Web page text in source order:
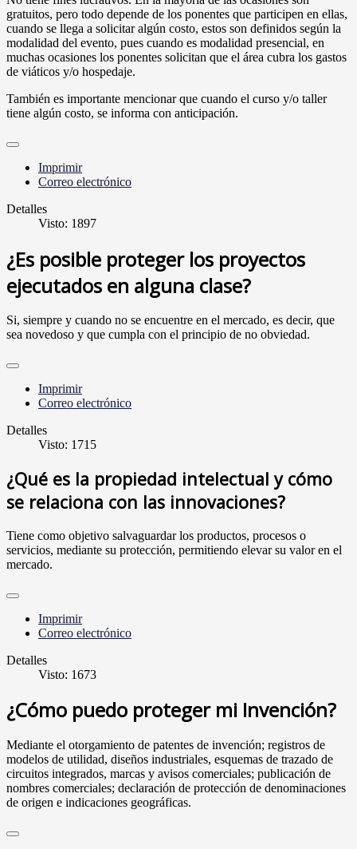
gratuitos, pero todo depende de los ponentes que participen en ellas,
cuando se llega a solicitar algún costo, estos son definidos según la
modalidad del evento, pues cuando es modalidad presencial, en
muchas ocasiones los ponentes solicitan que el área cubra los gastos
de viáticos y/o hospedaje.
También es importante mencionar que cuando el curso y/o taller
tiene algún costo, se informa con anticipación.
Imprimir
Correo electrónico
Detalles
Visto: 1897
¿Es posible proteger los proyectos
ejecutados en alguna clase?
Si, siempre y cuando no se encuentre en el mercado, es decir, que
sea novedoso y que cumpla con el principio de no obviedad.
Imprimir
Correo electrónico
Detalles
Visto: 1715
¿Qué es la propiedad intelectual y cómo
se relaciona con las innovaciones?
Tiene como objetivo salvaguardar los productos, procesos o
servicios, mediante su protección, permitiendo elevar su valor en el
mercado.
Imprimir
Correo electrónico
Detalles
Visto: 1673
¿Cómo puedo proteger mi Invención?
Mediante el otorgamiento de patentes de invención; registros de
modelos de utilidad, diseños industriales, esquemas de trazado de
circuitos integrados, marcas y avisos comerciales; publicación de
nombres comerciales; declaración de protección de denominaciones
de origen e indicaciones geográficas.